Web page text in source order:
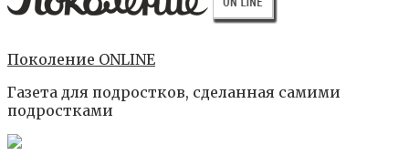
Поколение ONLINE
Газета для подростков, сделанная самими
подростками